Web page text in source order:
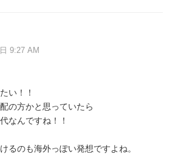
9:27 AM
い！！
の方かと思っていたら
なんですね！！
るのも海外っぽい発想ですよね。